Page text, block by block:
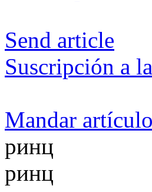
Send article
Suscripción a
Mandar artículo
ринц
ринц